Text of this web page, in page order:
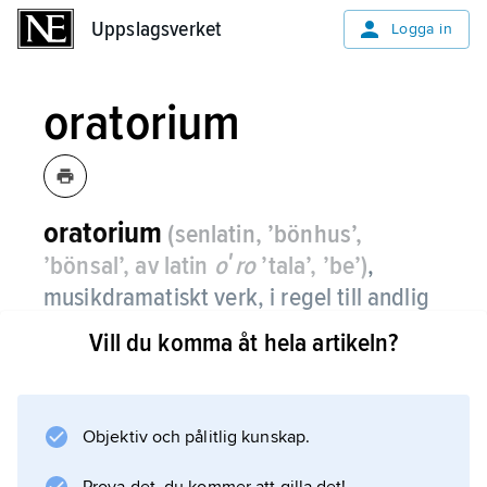
Uppslagsverket Logga in
oratorium
oratorium (senlatin, ’bönhus’,
’bönsal’, av latin oʹro’tala’, ’be’),
musikdramatiskt verk, i regel till andlig
text, för röster (solo och kör) med
instrument.
Benämningen avspeglar formens ursprung. I
Vill du komma åt hela artikeln?
Objektiv och pålitlig kunskap.